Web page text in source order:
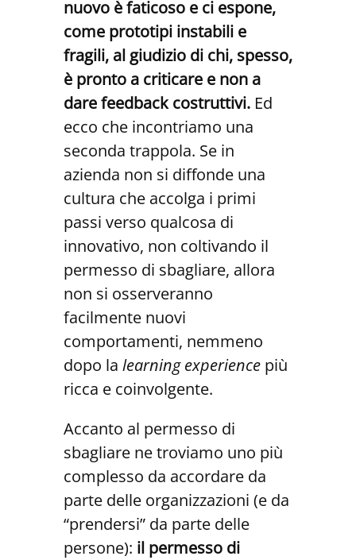
nuovo è faticoso e ci espone,
come prototipi instabili e
fragili, al giudizio di chi, spesso,
è pronto a criticare e non a
dare feedback costruttivi. Ed
ecco che incontriamo una
seconda trappola. Se in
azienda non si diffonde una
cultura che accolga i primi
passi verso qualcosa di
innovativo, non coltivando il
permesso di sbagliare, allora
non si osserveranno
facilmente nuovi
comportamenti, nemmeno
dopo la learning experience più
ricca e coinvolgente.
Accanto al permesso di
sbagliare ne troviamo uno più
complesso da accordare da
parte delle organizzazioni (e da
“prendersi” da parte delle
persone): il permesso di